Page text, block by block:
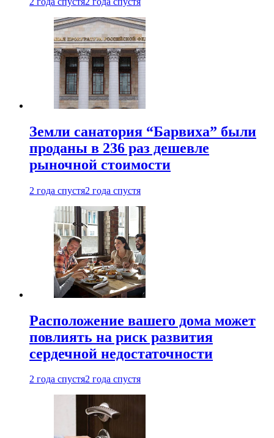
Земли санатория “Барвиха” были
проданы в 236 раз дешевле
рыночной стоимости
2 года спустя2 года спустя
Расположение вашего дома может
повлиять на риск развития
сердечной недостаточности
2 года спустя2 года спустя